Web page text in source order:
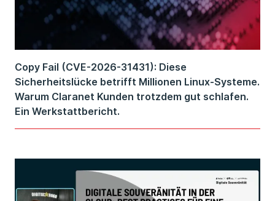
Copy Fail (CVE-2026-31431): Diese
Sicherheitslücke betrifft Millionen Linux-Systeme.
Warum Claranet Kunden trotzdem gut schlafen.
Ein Werkstattbericht.